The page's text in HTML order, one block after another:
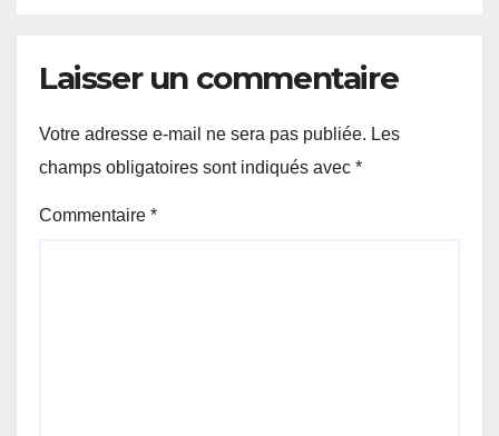
Laisser un commentaire
Votre adresse e-mail ne sera pas publiée. Les
champs obligatoires sont indiqués avec *
Commentaire *